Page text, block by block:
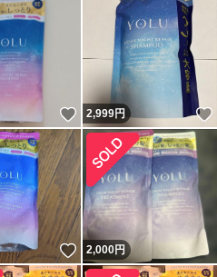
いいね！
2,999円
いいね！
2,000円